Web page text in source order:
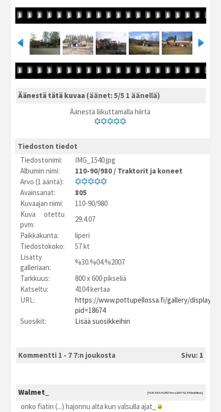
Äänestä tätä kuvaa (äänet: 5/5 1 äänellä)
Äänestä liikuttamalla hiirtä
Tiedoston tiedot
Tiedostonimi:
IMG_1540.jpg
Albumin nimi:
110-90/980 / Traktorit ja koneet
Arvo (1 ääntä):
Avainsanat:
805
Kuvaajan nimi:
110-90/980
Kuva otettu
pvm:
29.4.07
Paikkakunta:
liperi
Tiedostokoko:
57 kt
Lisätty
galleriaan:
%30.%04.%2007
Tarkkuus:
800 x 600 pikseliä
Katseltu:
4104 kertaa
URL:
https://www.pottupellossa.fi/gallery/
pid=18674
Suosikit:
Lisää suosikkeihin
Kommentti 1 - 7 7:n joukosta Sivu: 1
Walmet_ [%30.%04.%2007 kma2007 %19:%huhtikuu]
onko fiatin (...) hajonnu alta kun valsulla ajat_